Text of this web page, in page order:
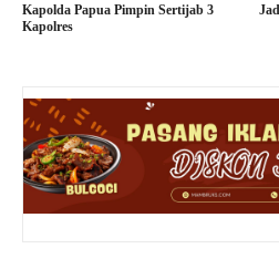
Kapolda Papua Pimpin Sertijab 3
Kapolres